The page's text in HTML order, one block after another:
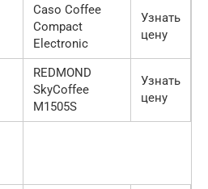
Caso Coffee
Compact
Electronic
Узнать
цену
REDMOND
SkyCoffee
M1505S
Узнать
цену